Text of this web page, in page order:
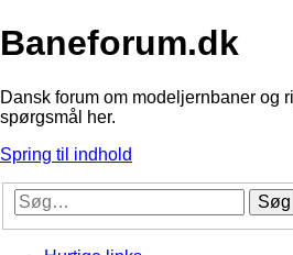
Baneforum.dk
Dansk forum om modeljernbaner og
spørgsmål her.
Spring til indhold
Søg